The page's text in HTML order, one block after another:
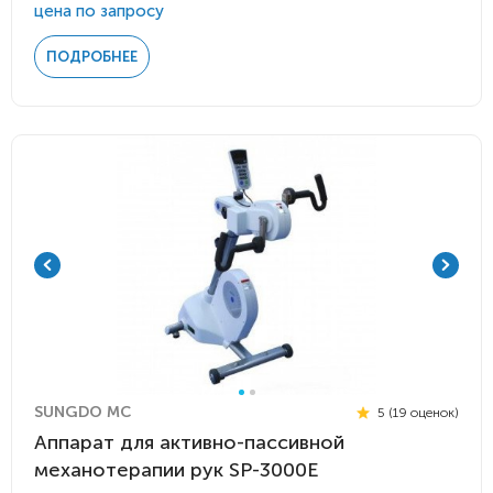
цена по запросу
ПОДРОБНЕЕ
SUNGDO MC 5 (19 оценок)
Аппарат для активно-пассивной
механотерапии рук SP-3000E